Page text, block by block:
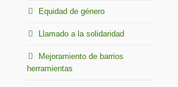
Equidad de género
Llamado a la solidaridad
Mejoramiento de barrios
herramientas